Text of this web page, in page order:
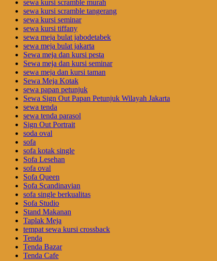
sewa kursi scramble murah
sewa kursi scramble tangerang
sewa kursi seminar
sewa kursi tiffany
sewa meja bulat jabodetabek
sewa meja bulat jakarta
Sewa meja dan kursi pesta
Sewa meja dan kursi seminar
sewa meja dan kursi taman
Sewa Meja Kotak
sewa papan petunjuk
Sewa Sign Out Papan Petunjuk Wilayah Jakarta
sewa tenda
sewa tenda parasol
Sign Out Portrait
soda oval
sofa
sofa kotak single
Sofa Lesehan
sofa oval
Sofa Queen
Sofa Scandinavian
sofa single berkualitas
Sofa Studio
Stand Makanan
Taplak Meja
tempat sewa kursi crossback
Tenda
Tenda Bazar
Tenda Cafe